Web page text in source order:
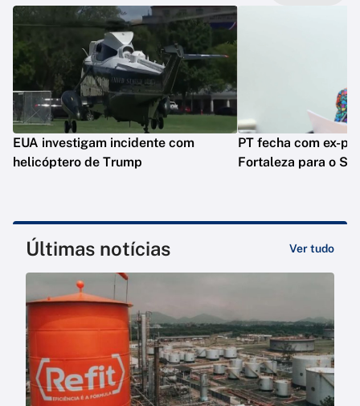
EUA investigam incidente com
helicóptero de Trump
PT fecha com ex-
Fortaleza para o
Últimas notícias Ver tudo